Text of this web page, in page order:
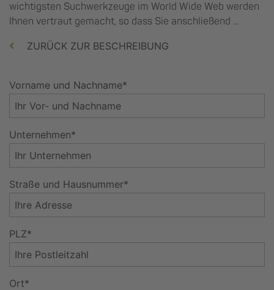
wichtigsten Suchwerkzeuge im World Wide Web werden
Ihnen vertraut gemacht, so dass Sie anschließend ...
ZURÜCK ZUR BESCHREIBUNG
Vorname und Nachname*
Unternehmen*
Straße und Hausnummer*
PLZ*
Ort*